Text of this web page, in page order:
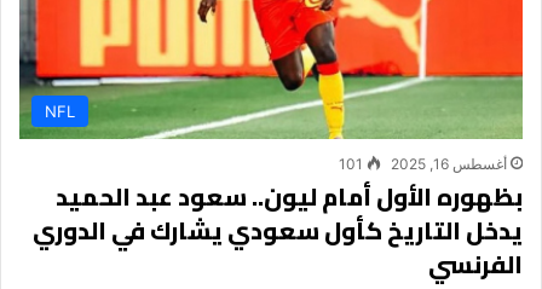
NFL
أغسطس 16, 2025 101
بظهوره الأول أمام ليون.. سعود عبد الحميد
يدخل التاريخ كأول سعودي يشارك في الدوري
الفرنسي